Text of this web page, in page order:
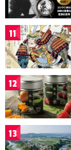
11
12
13